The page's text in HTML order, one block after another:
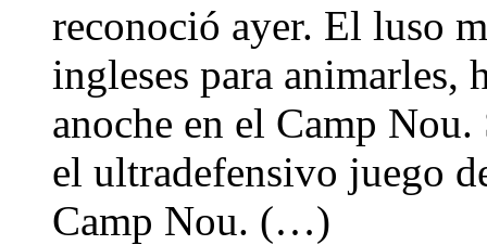
reconoció ayer. El luso
ingleses para animarles,
anoche en el Camp
el ultradefensivo juego
Camp Nou. (…)